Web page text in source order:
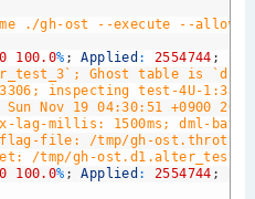
./gh-ost --execute --allow-
100.0% ; Applied : 2554744 ;
Ghost table is
inspecting test-4U-
Nov 19 04:30:51 +0900 2017
lag-millis: 1500ms; dml-
file: /tmp/gh-
/tmp/gh-
100.0% ; Applied : 2554744 ;